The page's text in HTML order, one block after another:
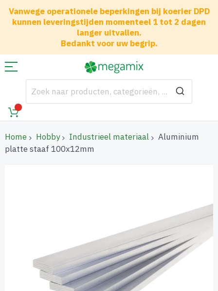
Vanwege operationele beperkingen bij koerier DPD
kunnen leveringstijden momenteel 1 tot 2 dagen
langer uitvallen.
Bedankt voor uw begrip.
Home Hobby Industrieel materiaal
Aluminium
platte staaf 100x12mm